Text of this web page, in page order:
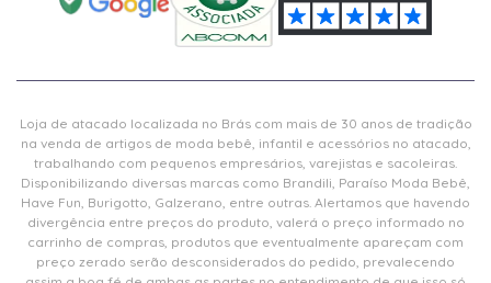
Loja de atacado localizada no Brás com mais de 30 anos de tradição
na venda de artigos de moda bebê, infantil e acessórios no atacado,
trabalhando com pequenos empresários, varejistas e sacoleiras.
Disponibilizando diversas marcas como Brandili, Paraíso Moda Bebê,
Have Fun, Burigotto, Galzerano, entre outras. Alertamos que havendo
divergência entre preços do produto, valerá o preço informado no
carrinho de compras, produtos que eventualmente apareçam com
preço zerado serão desconsiderados do pedido, prevalecendo